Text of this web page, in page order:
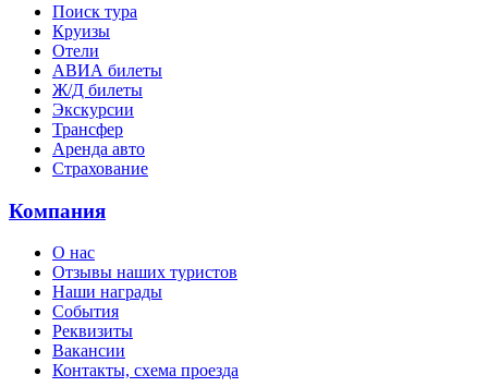
Поиск тура
Круизы
Отели
АВИА билеты
Ж/Д билеты
Экскурсии
Трансфер
Аренда авто
Страхование
Компания
О нас
Отзывы наших туристов
Наши награды
События
Реквизиты
Вакансии
Контакты, схема проезда